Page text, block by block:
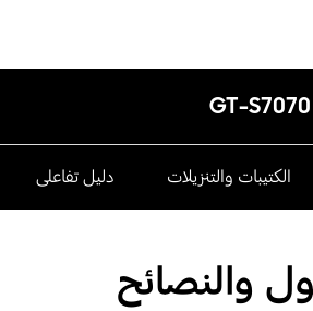
GT-S7070
الكتيبات والتنزيلات دليل تفاعلى
والنصائح